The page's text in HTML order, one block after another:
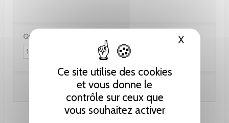
Ce site utilise des cookies
et vous donne le
contrôle sur ceux que
vous souhaitez activer
XMasquer
Quantité :
Ajouter au panier